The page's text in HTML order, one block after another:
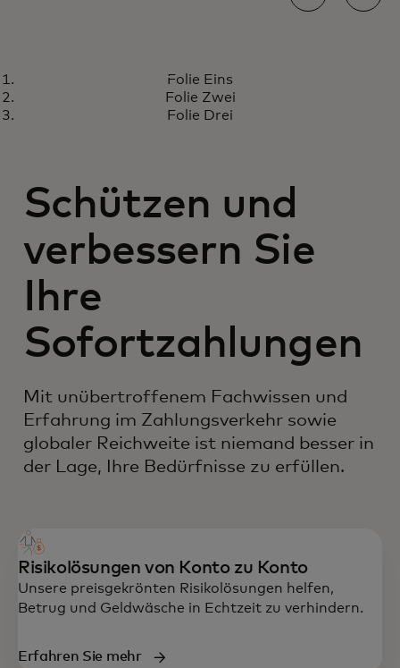
Thailand in eine digitale
Wirtschaft verwandeln
Folie Eins
Folie Zwei
Folie Drei
Schützen und
verbessern Sie
Ihre
Sofortzahlungen
Mit unübertroffenem Fachwissen und
Erfahrung im Zahlungsverkehr sowie
globaler Reichweite ist niemand besser in
der Lage, Ihre Bedürfnisse zu erfüllen.
Risikolösungen von Konto zu Konto
Unsere preisgekrönten Risikolösungen helfen,
Betrug und Geldwäsche in Echtzeit zu verhindern.
Erfahren Sie mehr